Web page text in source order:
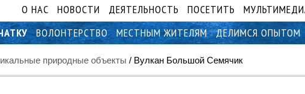
О НАС НОВОСТИ ДЕЯТЕЛЬНОСТЬ ПОСЕТИТЬ
ВОЛОНТЕРСТВО МЕСТНЫМ ЖИТЕЛЯМ ДЕЛИМСЯ ОПЫТОМ
природные объекты / Вулкан Большой Семячик